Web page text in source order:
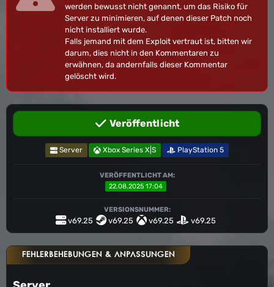
werden bewusst nicht genannt, um das Risiko für
Server zu minimieren, auf denen dieser Patch noch
nicht installiert wurde.
Falls jemand mit dem Exploit vertraut ist, bitten wir
darum, dies nicht in den Kommentaren zu
erwähnen, da andernfalls dieser Kommentar
gelöscht wird.
Veröffentlicht
Server Xbox Series X|S PlayStation 5
VERÖFFENTLICHT AM:
22.08.2025 17:04
VERSIONSNUMMER:
v69.25 v69.25 v69.25 v69.25
FEHLERBEHEBUNGEN & ANPASSUNGEN